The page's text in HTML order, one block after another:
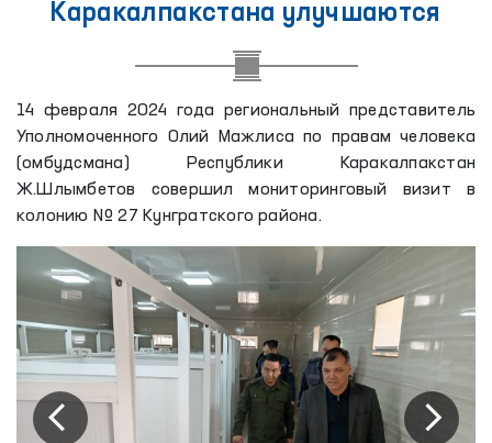
Каракалпакстана улучшаются
14 февраля 2024 года региональный представитель
Уполномоченного Олий Мажлиса по правам человека
(омбудсмана) Республики Каракалпакстан
Ж.Шлымбетов совершил мониторинговый визит в
колонию № 27 Кунгратского района.